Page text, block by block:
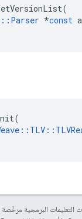
(
:: Parser *const
(
:: TLV ::
التعليمات البرمجية